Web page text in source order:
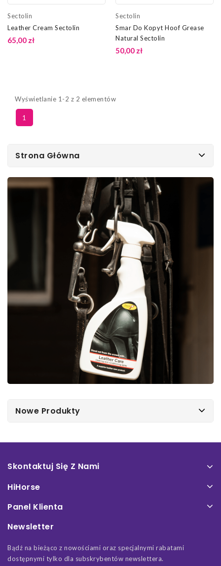
Sectolin
Leather Cream Sectolin
65,00 zł
Sectolin
Smar Do Kopyt Hoof Grease
Natural Sectolin
50,00 zł
Wyświetlanie 1-2 z 2 elementów
1
Strona Główna
Nowe Produkty
Skontaktuj Się Z Nami
HiHorse
Panel Klienta
Newsletter
Bądź na bieżąco z nowościami oraz specjalnymi rabatami
dostępnymi tylko dla subskrybentów newslettera.